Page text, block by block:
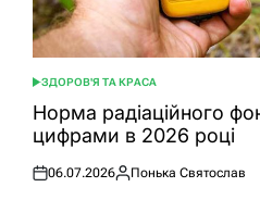
ОПУБЛІКУВАТИ
У
ЗДОРОВ'Я ТА КРАСА
Норма радіаційного
цифрами в 2026 році
Оприлюднено
06.07.2026
Опубліковано
Понька Святослав